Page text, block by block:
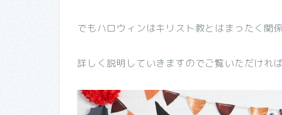
でもハロウィンはキリスト教とはまったく関
詳しく説明していきますのでご覧いただけれ